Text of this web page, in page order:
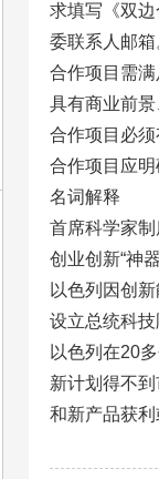
求填写《双
委联系人邮箱
合作项目需满
具有商业前
合作项目必
合作项目应
名词解释
首席科学家制
创业创新“神
以色列因创
设立总统科
以色列在20
新计划得不
和新产品获利